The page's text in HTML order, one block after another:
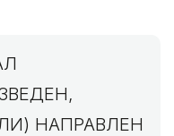
НАПРАВЛЕН